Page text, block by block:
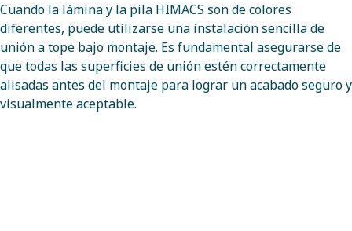
Cuando la lámina y la pila HIMACS son de colores
diferentes, puede utilizarse una instalación sencilla de
unión a tope bajo montaje. Es fundamental asegurarse de
que todas las superficies de unión estén correctamente
alisadas antes del montaje para lograr un acabado seguro y
visualmente aceptable.